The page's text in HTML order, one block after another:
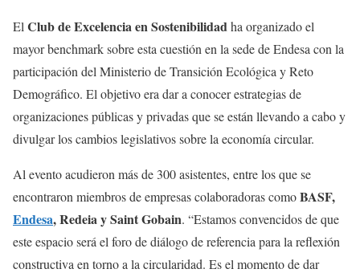
El Club de Excelencia en Sostenibilidad ha organizado el
mayor benchmark sobre esta cuestión en la sede de Endesa con la
participación del Ministerio de Transición Ecológica y Reto
Demográfico. El objetivo era dar a conocer estrategias de
organizaciones públicas y privadas que se están llevando a cabo y
divulgar los cambios legislativos sobre la economía circular.
Al evento acudieron más de 300 asistentes, entre los que se
encontraron miembros de empresas colaboradoras comoBASF,
Endesa, Redeia y Saint Gobain. “Estamos convencidos de que
este espacio será el foro de diálogo de referencia para la reflexión
constructiva en torno a la circularidad. Es el momento de dar